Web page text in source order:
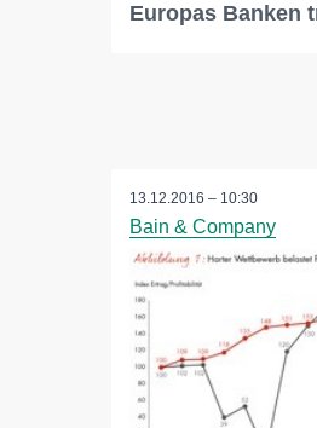
Europas Banken
13.12.2016 – 10:30
Bain & Company